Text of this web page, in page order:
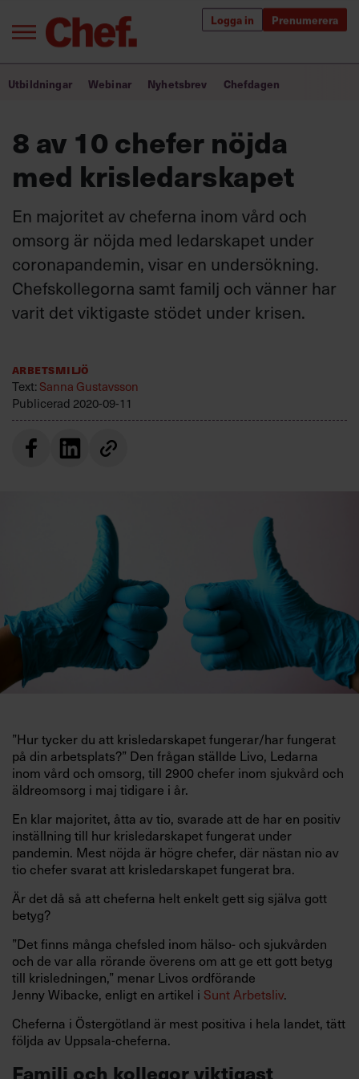
Logga in Prenumerera
Logga in
Prenumerera
Annonsera
Om oss
Villkor och policy för
personuppgiftsbehandling
efter:
Bra ledare förändrar världen
Utbildning för ledare
Chefakademin+
Populära utbildningar
Utbildningar Webinar Nyhetsbrev Chefdagen
8 av 10 chefer nöjda
med krisledarskapet
En majoritet av cheferna inom vård och
omsorg är nöjda med ledarskapet under
coronapandemin, visar en undersökning.
Chefskollegorna samt familj och vänner har
varit det viktigaste stödet under krisen.
Arbetsmiljö
Text:Sanna Gustavsson
Publicerad 2020-09-11
”Hur tycker du att krisledarskapet fungerar/har fungerat
på din arbetsplats?” Den frågan ställde Livo, Ledarna
inom vård och omsorg, till 2900 chefer inom sjukvård och
äldreomsorg i maj tidigare i år.
En klar majoritet, åtta av tio, svarade att de har en positiv
inställning till hur krisledarskapet fungerat under
pandemin. Mest nöjda är högre chefer, där nästan nio av
tio chefer svarat att krisledarskapet fungerat bra.
Är det då så att cheferna helt enkelt gett sig själva gott
betyg?
”Det finns många chefsled inom hälso- och sjukvården
och de var alla rörande överens om att ge ett gott betyg
till krisledningen,” menar Livos ordförande
Jenny Wibacke, enligt en artikel i Sunt Arbetsliv.
Cheferna i Östergötland är mest positiva i hela landet, tätt
följda av Uppsala-cheferna.
Familj och kollegor viktigast